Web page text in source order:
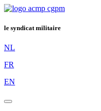
le syndicat militaire
NL
FR
EN